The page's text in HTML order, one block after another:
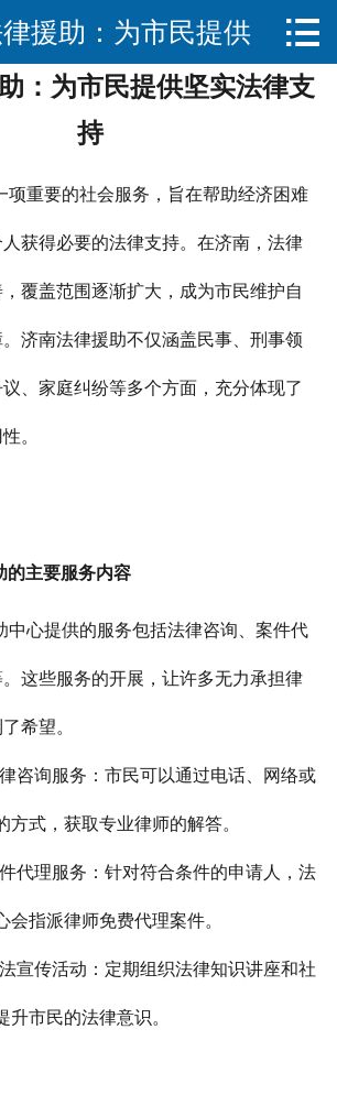
 网站首页
关于我们
法律法规知识
合作伙伴
援助：为市民提供
坚实法律支持

：为市民提供坚实法律支
持
项重要的社会服务，旨在帮助经济困难
获得必要的法律支持。在济南，法律
覆盖范围逐渐扩大，成为市民维护自
济南法律援助不仅涵盖民事、刑事领
、家庭纠纷等多个方面，充分体现了
。
的主要服务内容
中心提供的服务包括法律咨询、案件代
这些服务的开展，让许多无力承担律
希望。
咨询服务：市民可以通过电话、网络或
方式，获取专业律师的解答。
代理服务：针对符合条件的申请人，法
会指派律师免费代理案件。
宣传活动：定期组织法律知识讲座和社
升市民的法律意识。